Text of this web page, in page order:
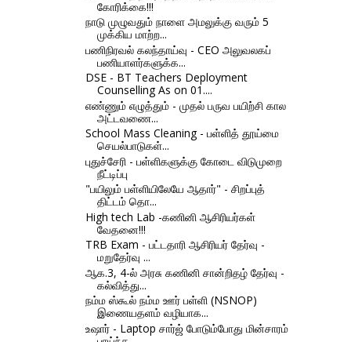
கோரிக்கை!!!
நாடு முழுவதும் நாளை அமலுக்கு வரும் 5
முக்கிய மாற்ற...
பணிநிரவல் கலந்தாய்வு - CEO அலுவலகப்
பணியாளர்களுக்க...
DSE - BT Teachers Deployment
Counselling As on 01....
எண்ணும் எழுத்தும் - முதல் பருவ பயிற்சி கால
அட்டவணை...
School Mass Cleaning - பள்ளித் தூய்மை
செயல்பாடுகள்...
புதுச்சேரி - பள்ளிகளுக்கு கோடை விடுமுறை
நீட்டிப்பு
"பயிலும் பள்ளியிலேயே ஆதார்" - சிறப்புத்
திட்டம் தொ...
High tech Lab -கணினி ஆசிரியர்கள்
வேதனை!!!
TRB Exam - பட்டதாரி ஆசிரியர்‌ தேர்வு -
மறுதேர்வு ...
ஆக.3, 4-ல் அரசு கணினி சான்றிதழ் தேர்வு -
கல்வித்து...
நம்ம ஸ்கூல் நம்ம ஊர் பள்ளி (NSNOP)
இணையதளம் வழியாக...
உஷார் - Laptop சார்ஜ் போடும்போது மின்சாரம்